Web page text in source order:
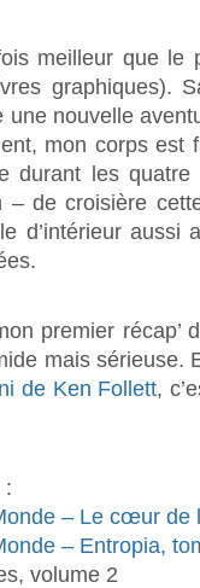
meilleur que le
graphiques).
une nouvelle
mon corps est
durant les
– de croisière
d’intérieur aussi
premier récap’
mais sérieuse.
de Ken Follett,
:
– Le cœur de
– Entropia,
volume 2